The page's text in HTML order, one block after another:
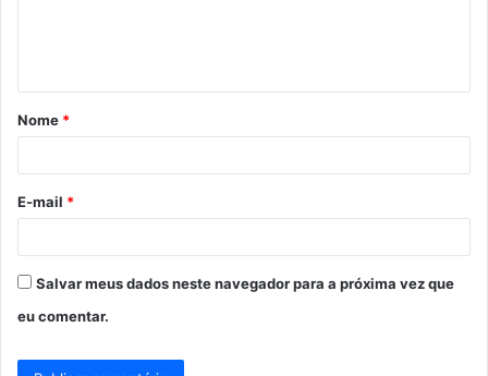
á
r
*
Nome *
E-mail *
Salvar meus dados neste navegador para a próxima vez que
eu comentar.